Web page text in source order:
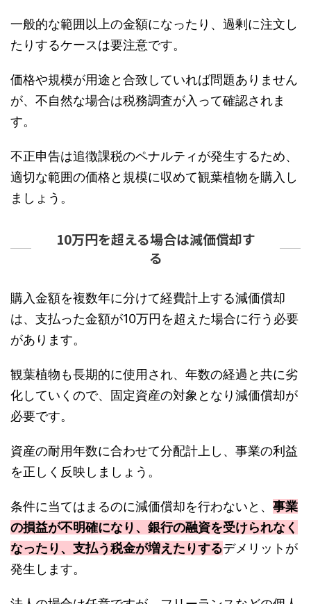
一般的な範囲以上の金額になったり、過剰に注文し
たりするケースは要注意です。
価格や規模が用途と合致していれば問題ありません
が、不自然な場合は税務調査が入って確認されま
す。
不正申告は追徴課税のペナルティが発生するため、
適切な範囲の価格と規模に収めて観葉植物を購入し
ましょう。
10万円を超える場合は減価償却す
る
購入金額を複数年に分けて経費計上する減価償却
は、支払った金額が10万円を超えた場合に行う必要
があります。
観葉植物も長期的に使用され、年数の経過と共に劣
化していくので、固定資産の対象となり減価償却が
必要です。
資産の耐用年数に合わせて分配計上し、事業の利益
を正しく反映しましょう。
条件に当てはまるのに減価償却を行わないと、 事業
の損益が不明確になり、銀行の融資を受けられなく
なったり、支払う税金が増えたりするデメリットが
発生します。